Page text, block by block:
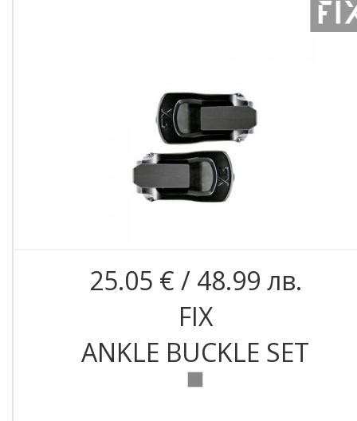
25.05 € / 48.99 лв.
FIX
ANKLE BUCKLE SET